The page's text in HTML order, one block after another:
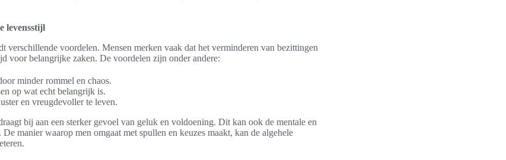
levensstijl
verschillende voordelen. Mensen merken vaak dat het verminderen van bezittingen
voor belangrijke zaken. De voordelen zijn onder andere:
minder rommel en chaos.
op wat echt belangrijk is.
en vreugdevoller te leven.
bij aan een sterker gevoel van geluk en voldoening. Dit kan ook de mentale en
manier waarop men omgaat met spullen en keuzes maakt, kan de algehele